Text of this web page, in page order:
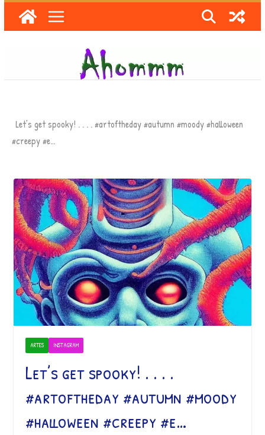
Skip
to
Let’s get spooky! . . . . #artoftheday #autumn #moody #halloween
#creepy #e…
ARTES INSTAGRAM
Let’s get spooky! . . . .
#artoftheday #autumn #moody
#halloween #creepy #e…